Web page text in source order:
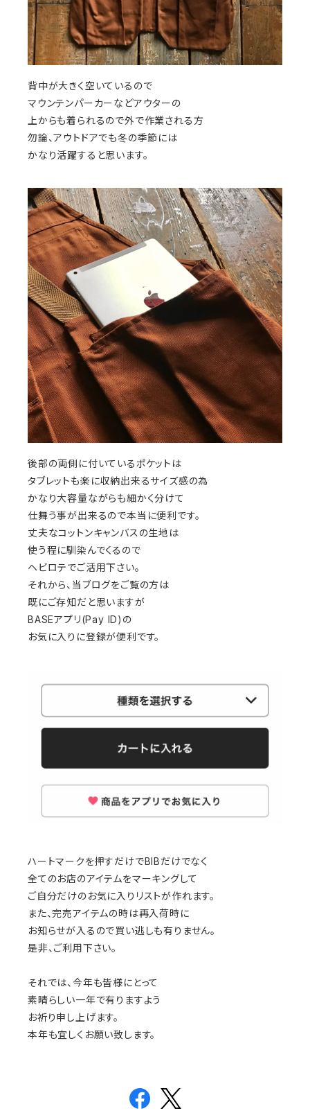
背中が大きく空いているので
マウンテンパーカーなどアウターの
上からも着られるので外で作業される方
勿論、アウトドアでも冬の季節には
かなり活躍すると思います。
後部の両側に付いているポケットは
タブレットも楽に収納出来るサイズ感の為
かなり大容量ながらも細かく分けて
仕舞う事が出来るので本当に便利です。
丈夫なコットンキャンバスの生地は
使う程に馴染んでくるので
ヘビロテでご活用下さい。
それから、当ブログをご覧の方は
既にご存知だと思いますが
BASEアプリ(Pay ID)の
お気に入りに登録が便利です。
ハートマークを押すだけでBIBだけでなく
全てのお店のアイテムをマーキングして
ご自分だけのお気に入りリストが作れます。
また、完売アイテムの時は再入荷時に
お知らせが入るので買い逃しも有りません。
是非、ご利用下さい。
それでは、今年も皆様にとって
素晴らしい一年で有りますよう
お祈り申し上げます。
本年も宜しくお願い致します。